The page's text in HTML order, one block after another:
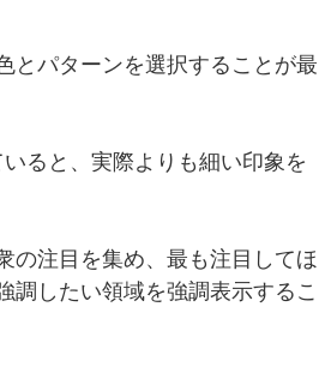
とパターンを選択することが最
ると、実際よりも細い印象を
の注目を集め、最も注目してほ
調したい領域を強調表示するこ